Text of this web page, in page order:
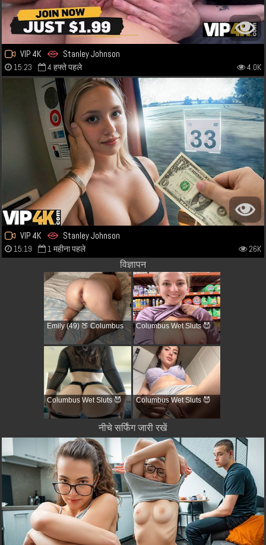
VIP 4K Stanley Johnson
15:23 4 हफ्ते पहले 4.0K
VIP 4K Stanley Johnson
15:19 1 महीना पहले 26K
विज्ञापन
Emily (49) 🍑 Columbus Columbus Wet Sluts 😈
Columbus Wet Sluts 😈 Columbus Wet Sluts 😈
नीचे सर्फिंग जारी रखें